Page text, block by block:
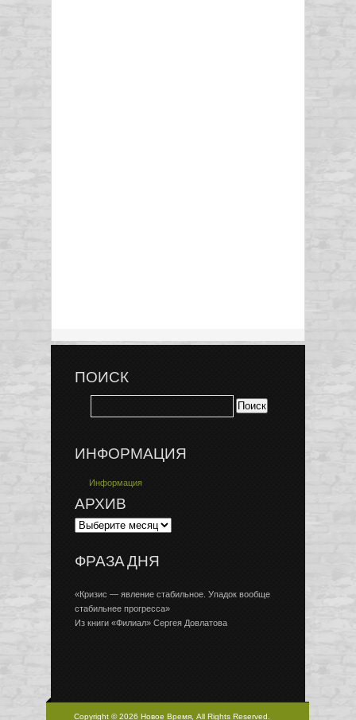
ПОИСК
ИНФОРМАЦИЯ
Информация
АРХИВ
ФРАЗА ДНЯ
«Кризис — явление стабильное. Упадок вообще
стабильнее прогресса»
Из книги «Филиал» Сергея Довлатова
Copyright © 2026 Новое Время, All Rights Reserved.